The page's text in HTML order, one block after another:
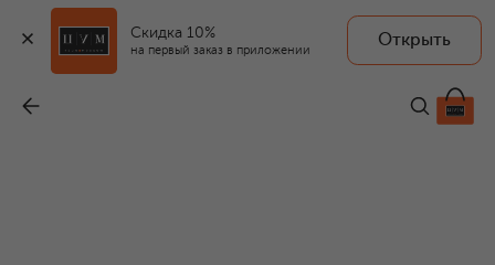
Скидка 10%
на первый заказ в приложении
Открыть